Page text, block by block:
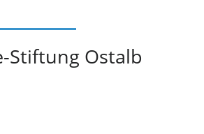
Stiftung Ostalb